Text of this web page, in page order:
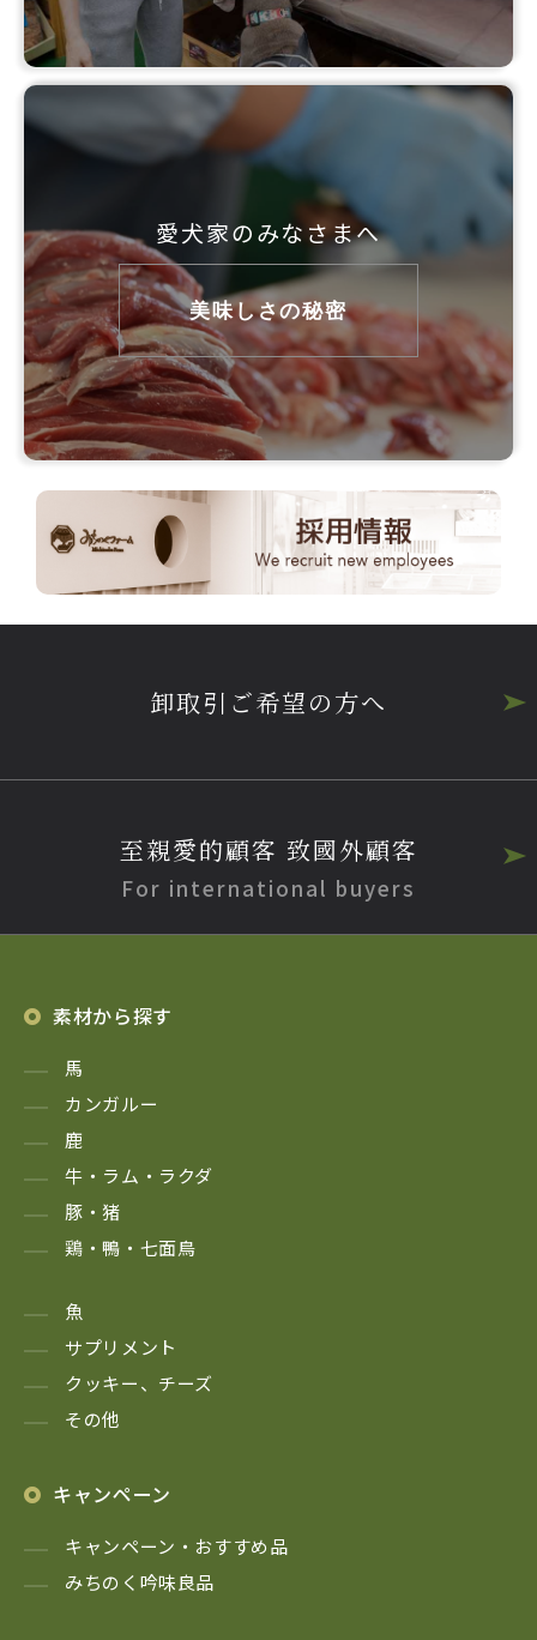
愛犬家のみなさまへ
美味しさの秘密
卸取引ご希望の方へ
至親愛的顧客 致國外顧客
For international buyers
素材から探す
馬
カンガルー
鹿
牛・ラム・ラクダ
豚・猪
鶏・鴨・七面鳥
魚
サプリメント
クッキー、チーズ
その他
キャンペーン
キャンペーン・おすすめ品
みちのく吟味良品